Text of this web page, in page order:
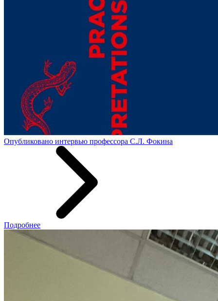
Опубликовано интервью профессора С.Л. Фокина
Подробнее